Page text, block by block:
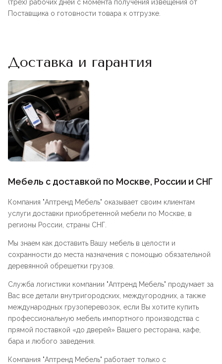
(трех) рабочих дней с момента получения извещения от
Поставщика о готовности товара к отгрузке.
Доставка и гарантия
Мебель с доставкой по Москве, России и СНГ
Компания "Аптренд Мебель" оказывает своим клиентам
услуги доставки приобретенной мебели по Москве, в
регионы России, страны СНГ.
Мы знаем как доставить Вашу мебель в целости и
сохранности до места назначения с помощью обязательной
деревянной обрешетки грузов.
Служба логистики компании "Аптренд Мебель" продумает за
Вас все детали внутригородских, междугородних, а также
международных грузоперевозок, если Вы хотите купить
профессиональную мебель импортного производства с
прямой поставкой «до дверей» Вашего ресторана, кафе,
бара и любого заведения.
Компания "Аптренд Мебель" работает только с